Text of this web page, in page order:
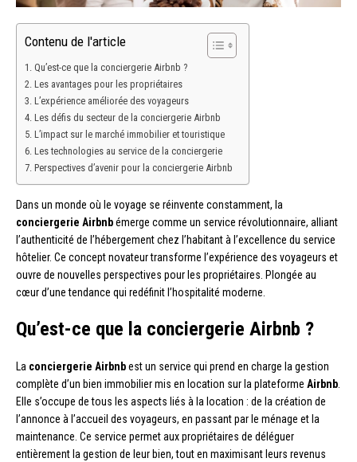
Contenu de l'article
Qu’est-ce que la conciergerie Airbnb ?
Les avantages pour les propriétaires
L’expérience améliorée des voyageurs
Les défis du secteur de la conciergerie Airbnb
L’impact sur le marché immobilier et touristique
Les technologies au service de la conciergerie
Perspectives d’avenir pour la conciergerie Airbnb
Dans un monde où le voyage se réinvente constamment, la
conciergerie Airbnbémerge comme un service révolutionnaire, alliant
l’authenticité de l’hébergement chez l’habitant à l’excellence du service
hôtelier. Ce concept novateur transforme l’expérience des voyageurs et
ouvre de nouvelles perspectives pour les propriétaires. Plongée au
cœur d’une tendance qui redéfinit l’hospitalité moderne.
Qu’est-ce que la conciergerie Airbnb ?
La conciergerie Airbnbest un service qui prend en charge la gestion
complète d’un bien immobilier mis en location sur la plateforme Airbnb.
Elle s’occupe de tous les aspects liés à la location : de la création de
l’annonce à l’accueil des voyageurs, en passant par le ménage et la
maintenance. Ce service permet aux propriétaires de déléguer
entièrement la gestion de leur bien, tout en maximisant leurs revenus